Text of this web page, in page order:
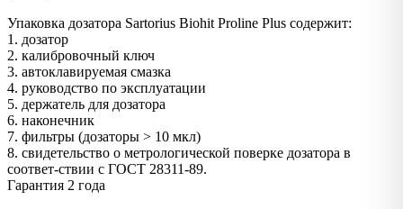
Упаковка дозатора Sartorius Biohit Proline Plus содержит:
1. дозатор
2. калибровочный ключ
3. автоклавируемая смазка
4. руководство по эксплуатации
5. держатель для дозатора
6. наконечник
7. фильтры (дозаторы > 10 мкл)
8. свидетельство о метрологической поверке дозатора в
соответ-ствии с ГОСТ 28311-89.
Гарантия 2 года